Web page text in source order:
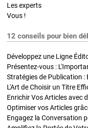
Les experts
Vous !
12 conseils pour bien
Développez une Ligne
Présentez-vous :
L'Art de Choisir un Titre
Optimiser vos Articles
Engagez la Conversation